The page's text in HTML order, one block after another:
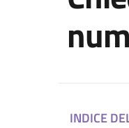
INDICE